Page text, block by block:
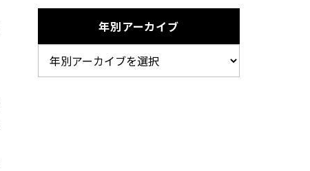
年別アーカイブ